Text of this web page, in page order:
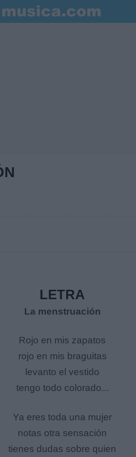
LETRA
La menstruación
Rojo en mis zapatos
rojo en mis braguitas
levanto el vestido
tengo todo colorado...
Ya eres toda una mujer
notas otra sensación
tienes dudas sobre quien